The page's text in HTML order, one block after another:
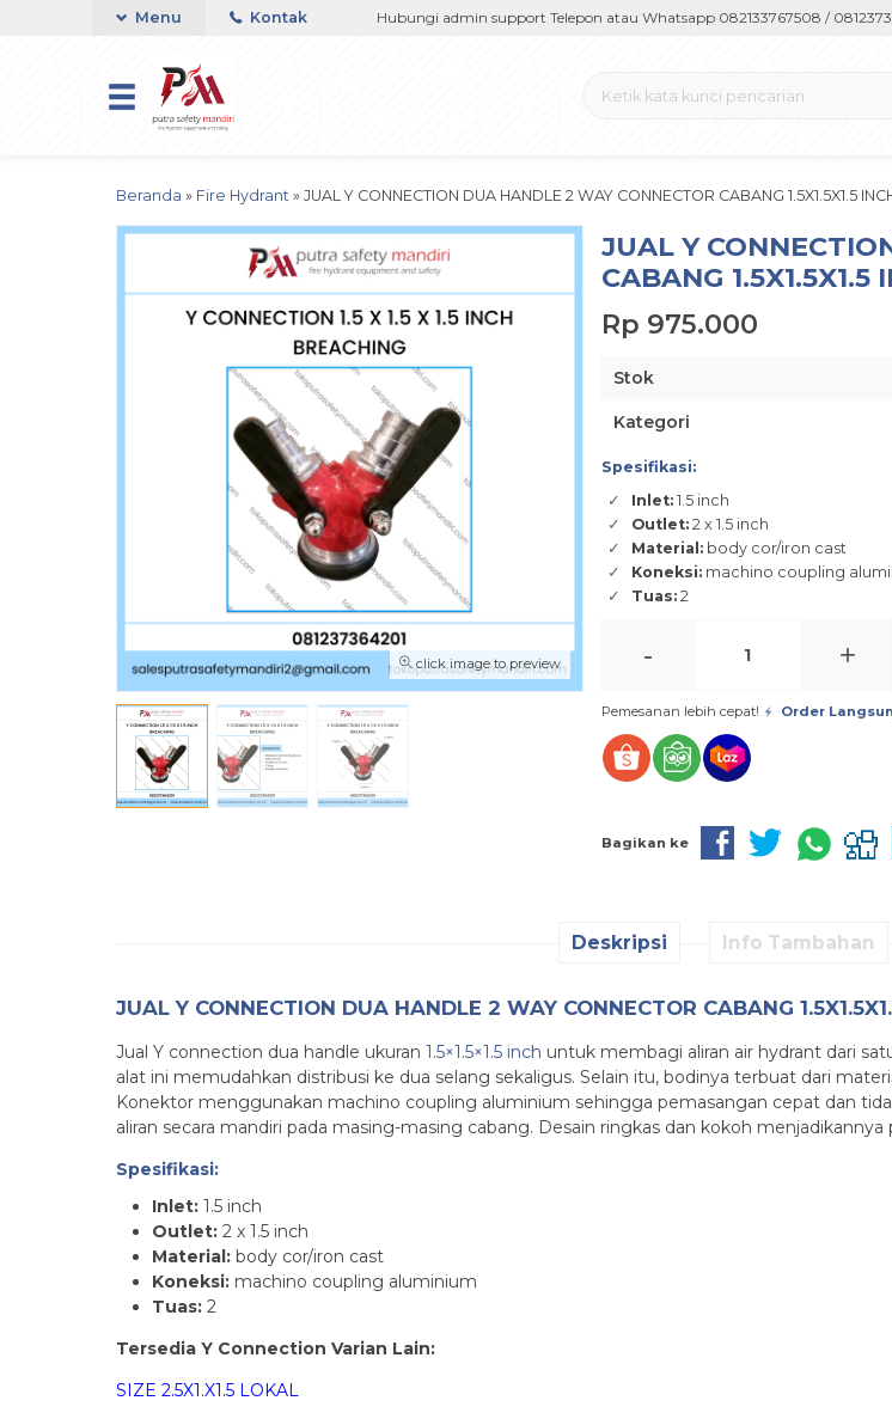
/ 081237364201 / 081290691054 Hubungi admin support Telepon atau Whatsapp 082133767508 /
Menu Kontak
Beranda » Fire Hydrant » JUAL Y CONNECTION DUA HANDLE 2 WAY CONNECTOR CABANG 1.5X1.5X1.5
click image to preview
JUAL Y
CABANG 1.5X1.5X1.5
Rp 975.000
Stok
Kategori
Spesifikasi:
Inlet: 1.5 inch
Outlet: 2 x 1.5 inch
Material: body cor/iron cast
Koneksi: machino coupling
Tuas: 2
- +
Pemesanan lebih cepat! Order
Bagikan ke
Deskripsi Info Tambahan
JUAL Y CONNECTION DUA HANDLE 2 WAY CONNECTOR CABANG
Jual Y connection dua handle ukuran 1.5×1.5×1.5 inch untuk membagi aliran air hydrant dari
alat ini memudahkan distribusi ke dua selang sekaligus. Selain itu, bodinya terbuat dari
Konektor menggunakan machino coupling aluminium sehingga pemasangan cepat dan
aliran secara mandiri pada masing-masing cabang. Desain ringkas dan kokoh
Spesifikasi:
Inlet: 1.5 inch
Outlet: 2 x 1.5 inch
Material: body cor/iron cast
Koneksi: machino coupling aluminium
Tuas: 2
Tersedia Y Connection Varian Lain:
SIZE 2.5X1.X1.5 LOKAL